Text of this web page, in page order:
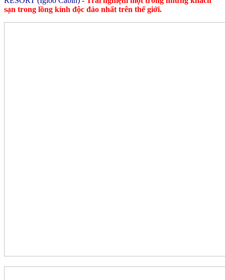
sạn trong lồng kính độc đáo nhất trên thế giới.